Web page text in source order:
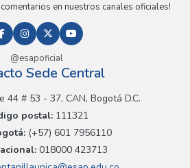
en nuestros canales oficiales!
@esapoficial
Sede Central
44 # 53 - 37, CAN, Bogotá D.C.
postal: 111321
(+57) 601 7956110
018000 423713